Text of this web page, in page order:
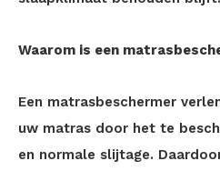
Waarom is een
Een matrasbeschermer
uw matras door het te
en normale slijtage.